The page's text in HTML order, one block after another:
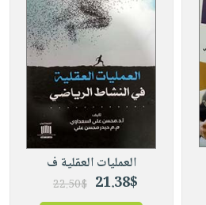
العمليات العقلية ف
21.38$
22.50$